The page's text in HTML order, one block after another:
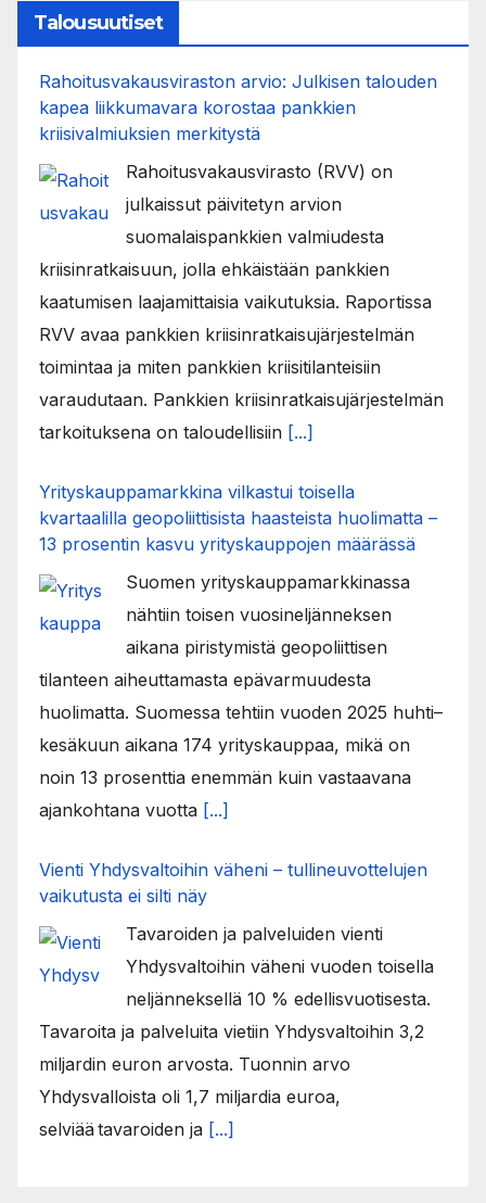
Talousuutiset
Rahoitusvakausviraston arvio: Julkisen talouden
kapea liikkumavara korostaa pankkien
kriisivalmiuksien merkitystä
Rahoitusvakausvirasto (RVV) on
julkaissut päivitetyn arvion
suomalaispankkien valmiudesta
kriisinratkaisuun, jolla ehkäistään pankkien
kaatumisen laajamittaisia vaikutuksia. Raportissa
RVV avaa pankkien kriisinratkaisujärjestelmän
toimintaa ja miten pankkien kriisitilanteisiin
varaudutaan. Pankkien kriisinratkaisujärjestelmän
tarkoituksena on taloudellisiin [...]
Yrityskauppamarkkina vilkastui toisella
kvartaalilla geopoliittisista haasteista huolimatta –
13 prosentin kasvu yrityskauppojen määrässä
Suomen yrityskauppamarkkinassa
nähtiin toisen vuosineljänneksen
aikana piristymistä geopoliittisen
tilanteen aiheuttamasta epävarmuudesta
huolimatta. Suomessa tehtiin vuoden 2025 huhti–
kesäkuun aikana 174 yrityskauppaa, mikä on
noin 13 prosenttia enemmän kuin vastaavana
ajankohtana vuotta [...]
Vienti Yhdysvaltoihin väheni – tullineuvottelujen
vaikutusta ei silti näy
Tavaroiden ja palveluiden vienti
Yhdysvaltoihin väheni vuoden toisella
neljänneksellä 10 % edellisvuotisesta.
Tavaroita ja palveluita vietiin Yhdysvaltoihin 3,2
miljardin euron arvosta. Tuonnin arvo
Yhdysvalloista oli 1,7 miljardia euroa,
selviää tavaroiden ja [...]